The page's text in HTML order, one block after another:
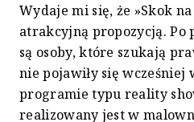
Wydaje mi się, że »Skok
atrakcyjną propozycją. Po
są osoby, które szukają
nie pojawiły się wcześniej
programie typu reality
realizowany jest w